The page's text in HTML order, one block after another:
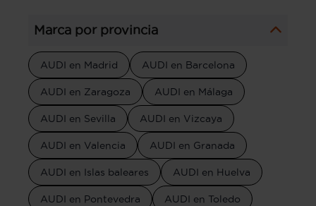
Marca por provincia
AUDI en Madrid AUDI en Barcelona
AUDI en Zaragoza AUDI en Málaga
AUDI en Sevilla AUDI en Vizcaya
AUDI en Valencia AUDI en Granada
AUDI en Islas baleares AUDI en Huelva
AUDI en Pontevedra AUDI en Toledo